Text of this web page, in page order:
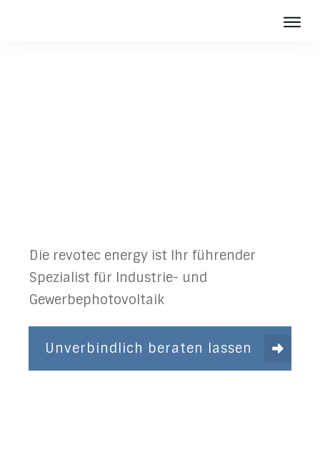
Die revotec energy ist Ihr führender
Spezialist für Industrie- und
Gewerbephotovoltaik
Unverbindlich beraten lassen